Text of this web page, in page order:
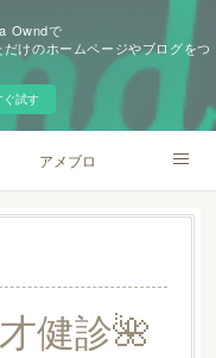
Owndで
だけのホームページやブログをつ
ぐ試す
アメブロ
健診🌺